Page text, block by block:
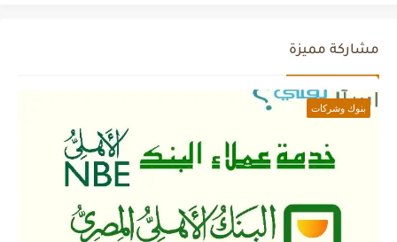
مشاركة مميزة
بنوك وشركات